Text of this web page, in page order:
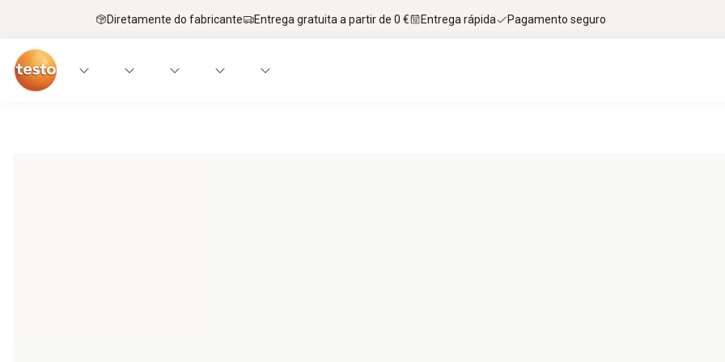
Diretamente do fabricante Entrega gratuita a partir de 0 € Entrega rápida Pagamento seguro